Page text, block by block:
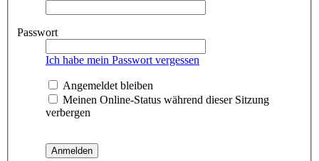
Passwort
Ich habe mein Passwort vergessen
Angemeldet bleiben
Meinen Online-Status während dieser Sitzung
verbergen